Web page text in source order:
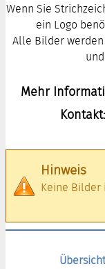
Wenn Sie
ein Logo
Alle Bilder
Mehr
Kontakt:
Hinweis
Keine